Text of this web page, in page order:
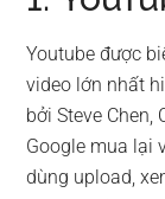
Youtube được
video lớn nhất
bởi Steve Chen,
Google mua lại
dùng upload,